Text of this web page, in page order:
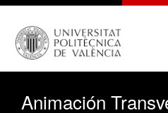
Animación